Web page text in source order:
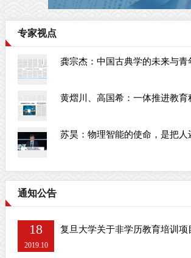
专家视点
龚宗杰：中国古典学的未来与青
黄熠川、高国希：一体推进教育
苏昊：物理智能的使命，是把人
通知公告
18
2019.10
复旦大学关于非学历教育培训项